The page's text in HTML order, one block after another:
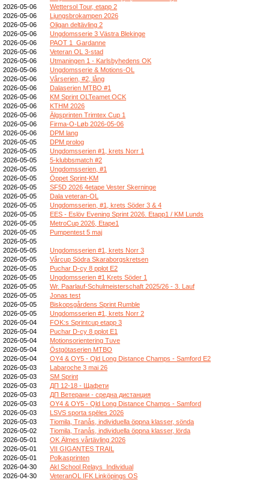
2026-05-06
Wettersol Tour, etapp 2
2026-05-06
Ljungsbrokampen 2026
2026-05-06
Oligan deltävling 2
2026-05-06
Ungdomsserie 3 Västra Blekinge
2026-05-06
PAOT 1_Gardanne
2026-05-06
Veteran OL 3-stad
2026-05-06
Utmaningen 1 - Karlsbyhedens OK
2026-05-06
Ungdomsserie & Motions-OL
2026-05-06
Vårserien, #2, lång
2026-05-06
Dalaserien MTBO #1
2026-05-06
KM Sprint OLTeamet OCK
2026-05-06
KTHM 2026
2026-05-06
Älgsprinten Trimtex Cup 1
2026-05-06
Firma-O-Løb 2026-05-06
2026-05-06
DPM lang
2026-05-05
DPM prolog
2026-05-05
Ungdomsserien #1, krets Norr 1
2026-05-05
5-klubbsmatch #2
2026-05-05
Ungdomsserien, #1
2026-05-05
Öppet Sprint-KM
2026-05-05
SF5D 2026 4etape Vester Skerninge
2026-05-05
Dala veteran-OL
2026-05-05
Ungdomsserien, #1, krets Söder 3 & 4
2026-05-05
EES - Eslöv Evening Sprint 2026. Etapp1 / KM Lunds
2026-05-05
MetroCup 2026, Etape1
2026-05-05
Pumpentest 5 maj
2026-05-05
2026-05-05
Ungdomsserien #1, krets Norr 3
2026-05-05
Vårcup Södra Skaraborgskretsen
2026-05-05
Puchar D-cy 8 pplot E2
2026-05-05
Ungdomsserien #1 Krets Söder 1
2026-05-05
Wr. Paarlauf-Schulmeisterschaft 2025/26 - 3. Lauf
2026-05-05
Jonas test
2026-05-05
Biskopsgårdens Sprint Rumble
2026-05-05
Ungdomsserien #1, krets Norr 2
2026-05-04
FOK:s Sprintcup etapp 3
2026-05-04
Puchar D-cy 8 pplot E1
2026-05-04
Motionsorientering Tuve
2026-05-04
Östgötaserien MTBO
2026-05-04
OY4 & OY5 - Qld Long Distance Champs - Samford E2
2026-05-03
Labaroche 3 mai 26
2026-05-03
SM Sprint
2026-05-03
ДП 12-18 - Щафети
2026-05-03
ДП Ветерани - средна дистанция
2026-05-03
OY4 & OY5 - Qld Long Distance Champs - Samford
2026-05-03
LSVS sporta spēles 2026
2026-05-03
Tiomila, Tranås, individuella öppna klasser, sönda
2026-05-02
Tiomila, Tranås, individuella öppna klasser, lörda
2026-05-01
OK Älmes vårtävling 2026
2026-05-01
VII GIGANTES TRAIL
2026-05-01
Polkasprinten
2026-04-30
Akl School Relays_Individual
2026-04-30
VeteranOL IFK Linköpings OS